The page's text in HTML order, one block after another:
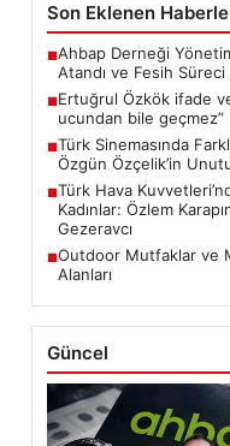
Son Eklenen
■Ahbap Derneği
Atandı ve Fesih Süreci
■Ertuğrul Özkök ifade
ucundan bile geçmez”
■Türk Sinemasında
Özgün Özçelik’in
■Türk Hava
Kadınlar: Özlem
Gezeravcı
■Outdoor Mutfaklar ve
Alanları
Güncel